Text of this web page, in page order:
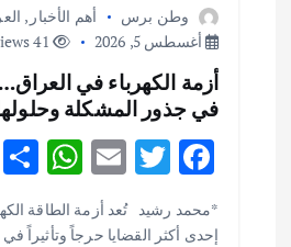
وطن برس أهم الأخبار ,
أغسطس 5, 2026
أزمة الكهرباء في
في جذور المشكلة
F
e
T
w
it
E
m
ai
W
h
at
S
*محمد رشيد تُعد أزمة الطاقة
إحدى أكثر القضايا حرجاً وتأثيراً في
اختتام ورشة السينوغرافيا في مدينة